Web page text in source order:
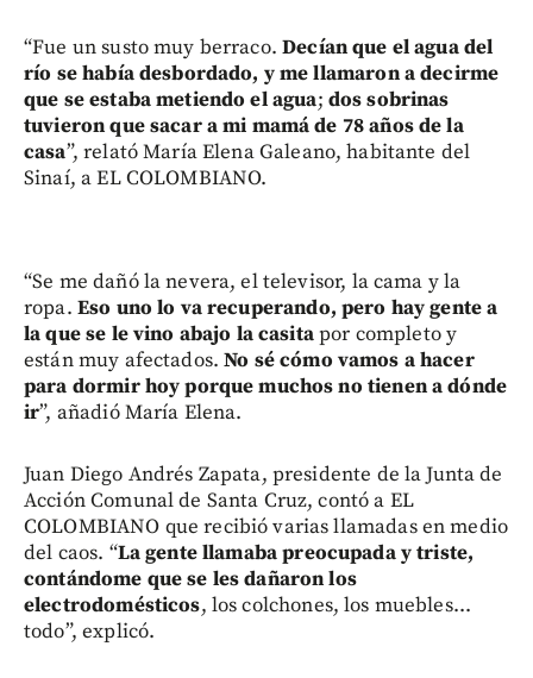
“Fue un susto muy berraco.Decían que el agua del
río se había desbordado, y me llamaron a decirme
que se estaba metiendo el agua; dos sobrinas
tuvieron que sacar a mi mamá de 78 años de la
casa”, relató María Elena Galeano, habitante del
Sinaí, a EL COLOMBIANO.
“Se me dañó la nevera, el televisor, la cama y la
ropa. Eso uno lo va recuperando, pero hay gente a
la que se le vino abajo la casitapor completo y
están muy afectados.No sé cómo vamos a hacer
para dormir hoy porque muchos no tienen a dónde
ir”, añadió María Elena.
Juan Diego Andrés Zapata, presidente de la Junta de
Acción Comunal de Santa Cruz, contó a EL
COLOMBIANO que recibió varias llamadas en medio
del caos. “La gente llamaba preocupada y triste,
contándome que se les dañaron los
electrodomésticos, los colchones, los muebles...
todo”, explicó.